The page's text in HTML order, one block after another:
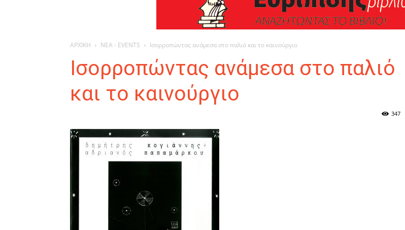
ΑΝΑΓΝΩΣΤΗΣ
ΑΡΧΙΚΗ ΝΕΑ - EVENTS Ισορροπώντας ανάμεσα στο παλιό και το καινούργιο
Ισορροπώντας ανάμεσα στο παλιό
και το καινούργιο
347